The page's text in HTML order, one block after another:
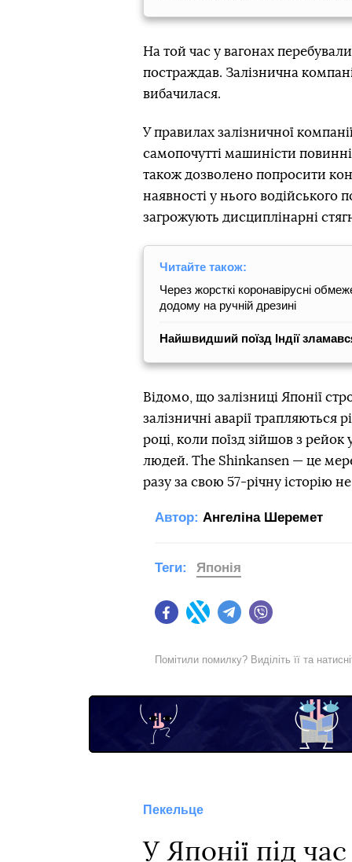
На той час у вагонах
постраждав. Залізнична
вибачилася.
У правилах залізничної
самопочутті машиністи
також дозволено попросити
наявності у нього водійського
загрожують дисциплінарні
Читайте також:
Через жорсткі коронавірусні
додому на ручній дрезині
Найшвидший поїзд Індії
Відомо, що залізниці Японії
залізничні аварії трапляються
році, коли поїзд зійшов з рейок
людей. The Shinkansen — це
разу за свою 57-річну історію
Автор: Ангеліна Шеремет
FacebookTwitter Telegram
Теги: Японія
Помітили помилку? Виділіть її та
Пекельце
У Японії під